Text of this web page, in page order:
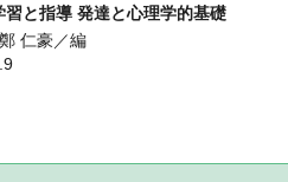
習と指導 発達と心理学的基礎
仁豪／編